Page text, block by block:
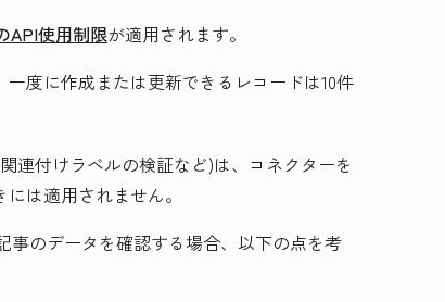
API使用制限が適用されます。
度に作成または更新できるレコードは10件
連付けラベルの検証など)は、コネクターを
は適用されません。
事のデータを確認する場合、以下の点を考